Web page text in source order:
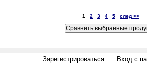
1 2 3 4 5 след >>
Зарегистрироваться Вход с